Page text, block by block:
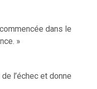
dans le
»
l’échec et donne